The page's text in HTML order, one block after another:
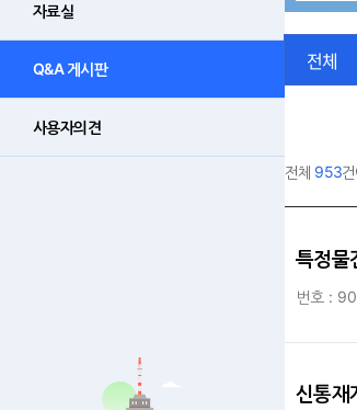
자료실
Q&A 게시판
사용자의견
전체
전체 953
특정물
번호 :
신통재